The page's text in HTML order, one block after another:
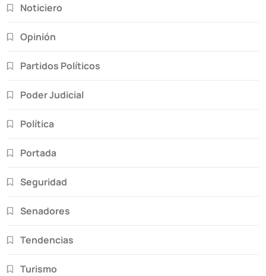
Noticiero
Opinión
Partidos Políticos
Poder Judicial
Política
Portada
Seguridad
Senadores
Tendencias
Turismo